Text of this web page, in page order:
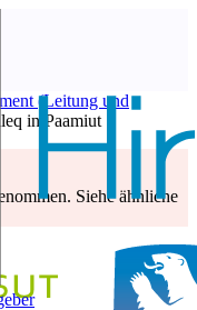
(Leitung und
in Paamiut
Siehe ähnliche